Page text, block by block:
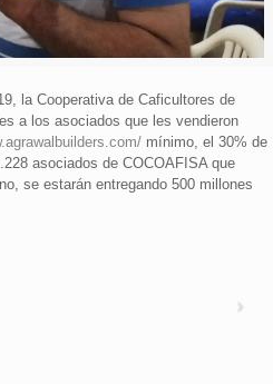
la Cooperativa de Caficultores de
a los asociados que les vendieron
mínimo, el 30% de
asociados de COCOAFISA que
se estarán entregando 500 millones